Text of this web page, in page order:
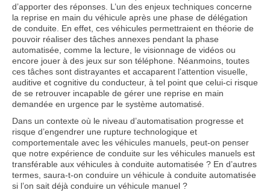
d’apporter des réponses. L’un des enjeux techniques concerne
la reprise en main du véhicule après une phase de délégation
de conduite. En effet, ces véhicules permettraient en théorie de
pouvoir réaliser des tâches annexes pendant la phase
automatisée, comme la lecture, le visionnage de vidéos ou
encore jouer à des jeux sur son téléphone. Néanmoins, toutes
ces tâches sont distrayantes et accaparent l’attention visuelle,
auditive et cognitive du conducteur, à tel point que celui-ci risque
de se retrouver incapable de gérer une reprise en main
demandée en urgence par le système automatisé.
Dans un contexte où le niveau d’automatisation progresse et
risque d’engendrer une rupture technologique et
comportementale avec les véhicules manuels, peut-on penser
que notre expérience de conduite sur les véhicules manuels est
transférable aux véhicules à conduite automatisée ? En d’autres
termes, saura-t-on conduire un véhicule à conduite automatisée
si l’on sait déjà conduire un véhicule manuel ?